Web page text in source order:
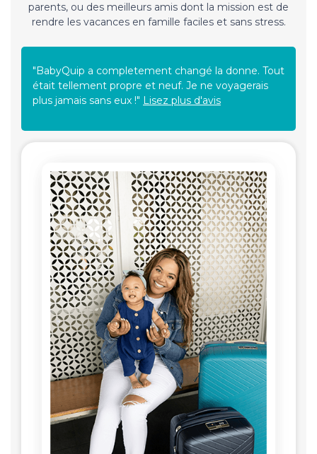
parents, ou des meilleurs amis dont la mission est de
rendre les vacances en famille faciles et sans stress.
"BabyQuip a completement changé la donne. Tout
était tellement propre et neuf. Je ne voyagerais
plus jamais sans eux !" Lisez plus d'avis